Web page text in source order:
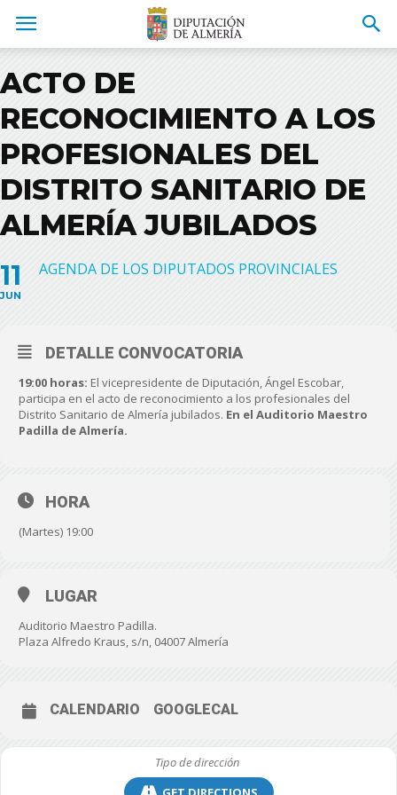
ACTO DE
RECONOCIMIENTO A LOS
PROFESIONALES DEL
DISTRITO SANITARIO DE
ALMERÍA JUBILADOS
11
JUN
AGENDA DE LOS DIPUTADOS PROVINCIALES
DETALLE CONVOCATORIA
19:00 horas: El vicepresidente de Diputación, Ángel Escobar,
participa en el acto de reconocimiento a los profesionales del
Distrito Sanitario de Almería jubilados. En el Auditorio Maestro
Padilla de Almería.
HORA
(Martes) 19:00
LUGAR
Auditorio Maestro Padilla.
Plaza Alfredo Kraus, s/n, 04007 Almería
CALENDARIO GOOGLECAL